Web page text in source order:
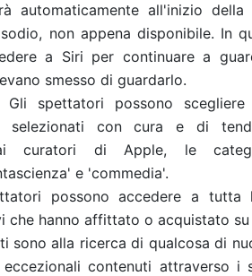
automaticamente all'inizio
non appena disponibile. In
a Siri per continuare a
smesso di guardarlo.
Gli spettatori possono
selezionati con cura e di
curatori di Apple, le
e 'commedia'.
possono accedere a
che hanno affittato o acquistato su
sono alla ricerca di qualcosa di
contenuti attraverso i